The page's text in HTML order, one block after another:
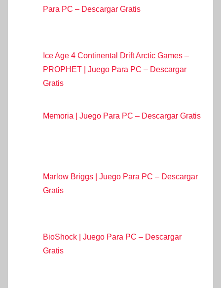
Para PC – Descargar Gratis
Ice Age 4 Continental Drift Arctic Games –
PROPHET | Juego Para PC – Descargar
Gratis
Memoria | Juego Para PC – Descargar Gratis
Marlow Briggs | Juego Para PC – Descargar
Gratis
BioShock | Juego Para PC – Descargar
Gratis